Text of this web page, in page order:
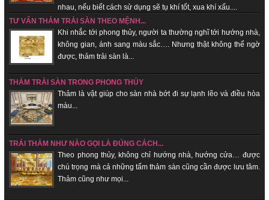
nhau, nếu biết cách sử dụng sẽ tụ khí tốt, xua khí xấu....
TƯ VẤN THẢM TRẢI SÀN THEO MỆNH...
Khi nhắc tới phong thủy, người ta thường nghĩ tới hướng nhà,
không gian, ánh sang màu sắc…. Nhưng thật không thể ngờ
được, thảm trải sàn là...
THẢM TRẢI SÀN TRONG PHONG THỦY
Thảm là vật giúp cho sàn nhà bớt đi sự lạnh lẽo và điều hòa
màu...
TRẢI THẢM NHƯ NÀO GỌI LÀ ĐÚNG CÁCH...
Theo phong thủy, không chỉ hướng nhà, hướng cửa… được
chú trọng mà cả những tấm thảm sàn cũng cần được lưu tâm.
Thảm cũng như mọi...